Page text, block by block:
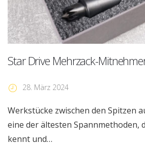
Star Drive Mehrzack-
28. März 2024
Werkstücke zwischen den Spitzen
eine der ältesten Spannmethoden,
kennt und…